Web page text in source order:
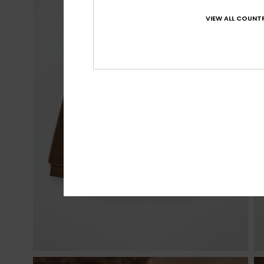
VIEW ALL